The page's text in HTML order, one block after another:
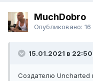
MuchDobro
Опубликовано:
15.01.2021 в
Создателю Uncharted